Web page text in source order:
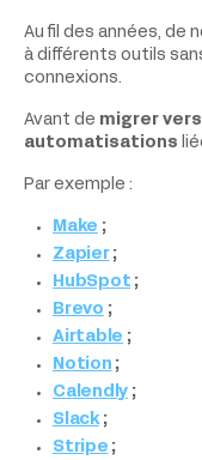
Au fil des années, de
à différents outils
connexions.
Avant de migrer
automatisations
Par exemple :
Make ;
Zapier;
HubSpot ;
Brevo ;
Airtable ;
Notion ;
Calendly ;
Slack;
Stripe ;